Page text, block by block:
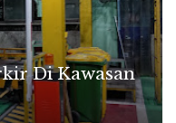
Di Kawasan